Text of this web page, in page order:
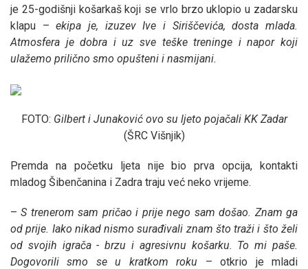
je 25-godišnji košarkaš koji se vrlo brzo uklopio u zadarsku
klapu –ekipa je, izuzev Ive i Siriščevića, dosta mlada.
Atmosfera je dobra i uz sve teške treninge i napor koji
ulažemo prilično smo opušteni i nasmijani.
FOTO: Gilbert i Junaković ovo su ljeto pojačali KK Zadar
(ŠRC Višnjik)
Premda na početku ljeta nije bio prva opcija, kontakti
mladog Šibenčanina i Zadra traju već neko vrijeme.
–S trenerom sam pričao i prije nego sam došao. Znam ga
od prije. Iako nikad nismo surađivali znam što traži i što želi
od svojih igrača - brzu i agresivnu košarku. To mi paše.
Dogovorili smo se u kratkom roku – otkrio je mladi